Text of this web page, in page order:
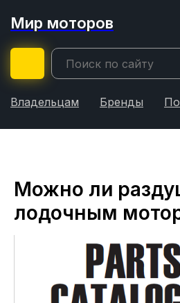
Мир моторов
Владельцам Бренды
Можно ли
лодочным